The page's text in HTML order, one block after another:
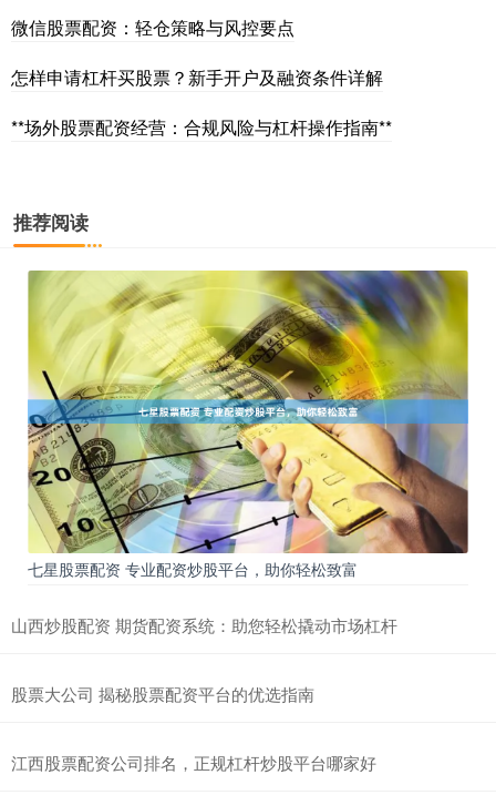
微信股票配资：轻仓策略与风控要点
怎样申请杠杆买股票？新手开户及融资条件详解
**场外股票配资经营：合规风险与杠杆操作指南**
推荐阅读
七星股票配资 专业配资炒股平台，助你轻松致富
山西炒股配资 期货配资系统：助您轻松撬动市场杠杆
股票大公司 揭秘股票配资平台的优选指南
江西股票配资公司排名，正规杠杆炒股平台哪家好